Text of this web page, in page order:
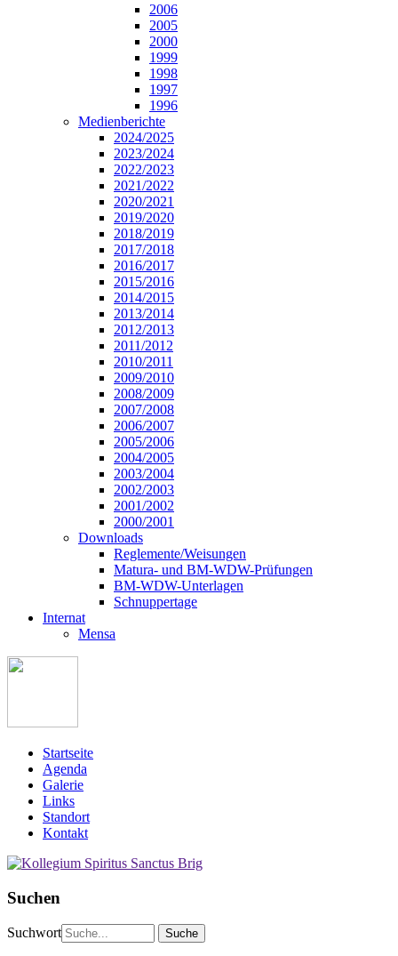
2006
2005
2000
1999
1998
1997
1996
Medienberichte
2024/2025
2023/2024
2022/2023
2021/2022
2020/2021
2019/2020
2018/2019
2017/2018
2016/2017
2015/2016
2014/2015
2013/2014
2012/2013
2011/2012
2010/2011
2009/2010
2008/2009
2007/2008
2006/2007
2005/2006
2004/2005
2003/2004
2002/2003
2001/2002
2000/2001
Downloads
Reglemente/Weisungen
Matura- und BM-WDW-Prüfungen
BM-WDW-Unterlagen
Schnuppertage
Internat
Mensa
Startseite
Agenda
Galerie
Links
Standort
Kontakt
Suchen
Suchwort